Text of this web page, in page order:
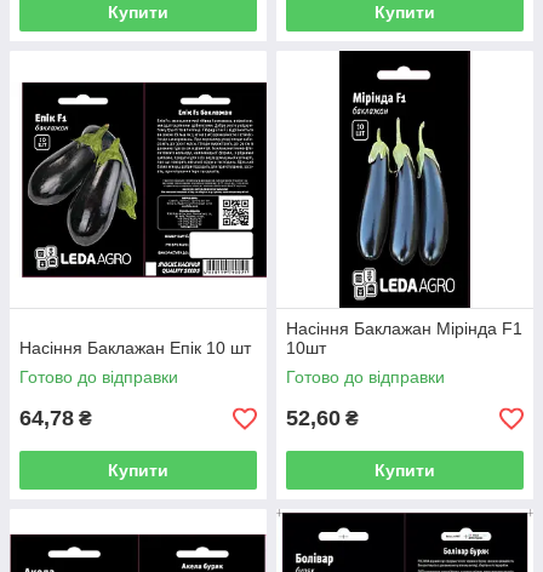
Купити Купити
Насіння Баклажан Епік 10 шт
Готово до відправки
64,78 ₴
Купити
Насіння Баклажан Мірінда F1
10шт
Готово до відправки
52,60 ₴
Купити